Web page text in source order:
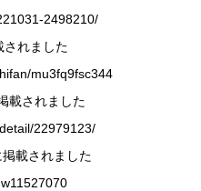
2498210/
されました
mu3fq9fsc344
載されました
22979123/
掲載されました